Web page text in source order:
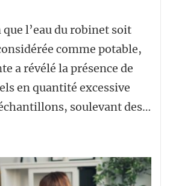
l’eau du robinet soit
comme potable,
a révélé la présence de
en quantité excessive
soulevant des…